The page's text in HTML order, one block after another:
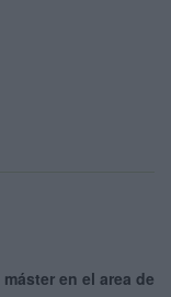
máster en el area de